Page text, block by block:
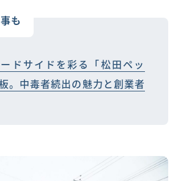
も
ドサイドを彩る「松田ペッ
。中毒者続出の魅力と創業者